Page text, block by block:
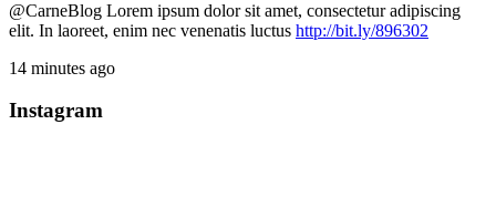
@CarneBlog Lorem ipsum dolor sit amet, consectetur adipiscing
elit. In laoreet, enim nec venenatis luctus http://bit.ly/896302
14 minutes ago
Instagram